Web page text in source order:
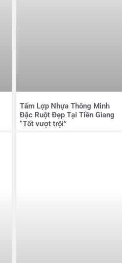
Tấm Lợp Nhựa Thông Minh
Đặc Ruột Đẹp Tại Tiền Giang
“Tốt vượt trội”